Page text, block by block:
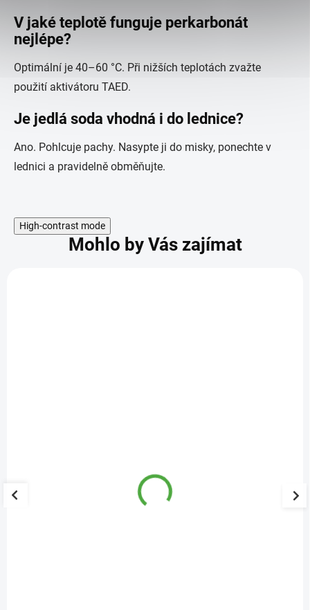
V jaké teplotě funguje perkarbonát
nejlépe?
Optimální je 40–60 °C. Při nižších teplotách zvažte
použití aktivátoru TAED.
Je jedlá soda vhodná i do lednice?
Ano. Pohlcuje pachy. Nasypte ji do misky, ponechte v
lednici a pravidelně obměňujte.
High-contrast mode
Mohlo by Vás zajímat